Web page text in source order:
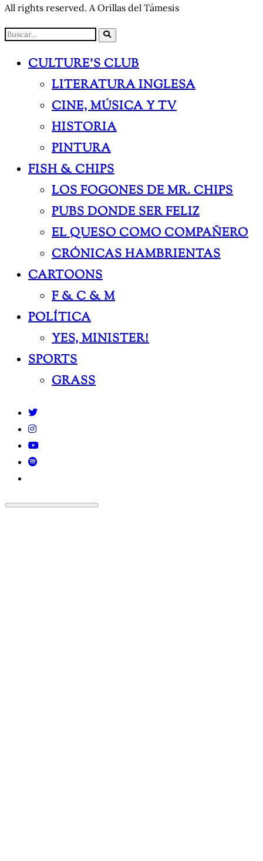
All rights reserved. A Orillas del Támesis
CULTURE’S CLUB
LITERATURA INGLESA
CINE, MÚSICA Y TV
HISTORIA
PINTURA
FISH & CHIPS
LOS FOGONES DE MR. CHIPS
PUBS DONDE SER FELIZ
EL QUESO COMO COMPAÑERO
CRÓNICAS HAMBRIENTAS
CARTOONS
F & C & M
POLÍTICA
YES, MINISTER!
SPORTS
GRASS